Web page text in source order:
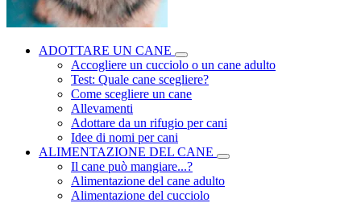
ADOTTARE UN CANE
Accogliere un cucciolo o un cane adulto
Test: Quale cane scegliere?
Come scegliere un cane
Allevamenti
Adottare da un rifugio per cani
Idee di nomi per cani
ALIMENTAZIONE DEL CANE
Il cane può mangiare...?
Alimentazione del cane adulto
Alimentazione del cucciolo